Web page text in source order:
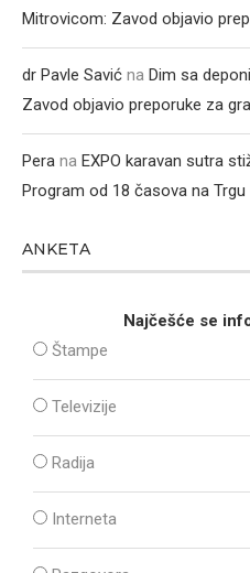
Mitrovicom: Zavod objavio
dr Pavle Savić na Dim sa
Zavod objavio preporuke za
Pera na EXPO karavan sutra
Program od 18 časova na Trgu
ANKETA
Najčešće se
Štampe
Televizije
Radija
Interneta